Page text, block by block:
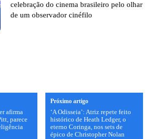
celebração do cinema brasileiro pelo olhar
de um observador cinéfilo
afirma
parece
Próximo artigo
‘A Odisseia’: Atriz repete feito
histórico de Heath Ledger, o
eterno Coringa, nos sets de
épico de Christopher Nolan